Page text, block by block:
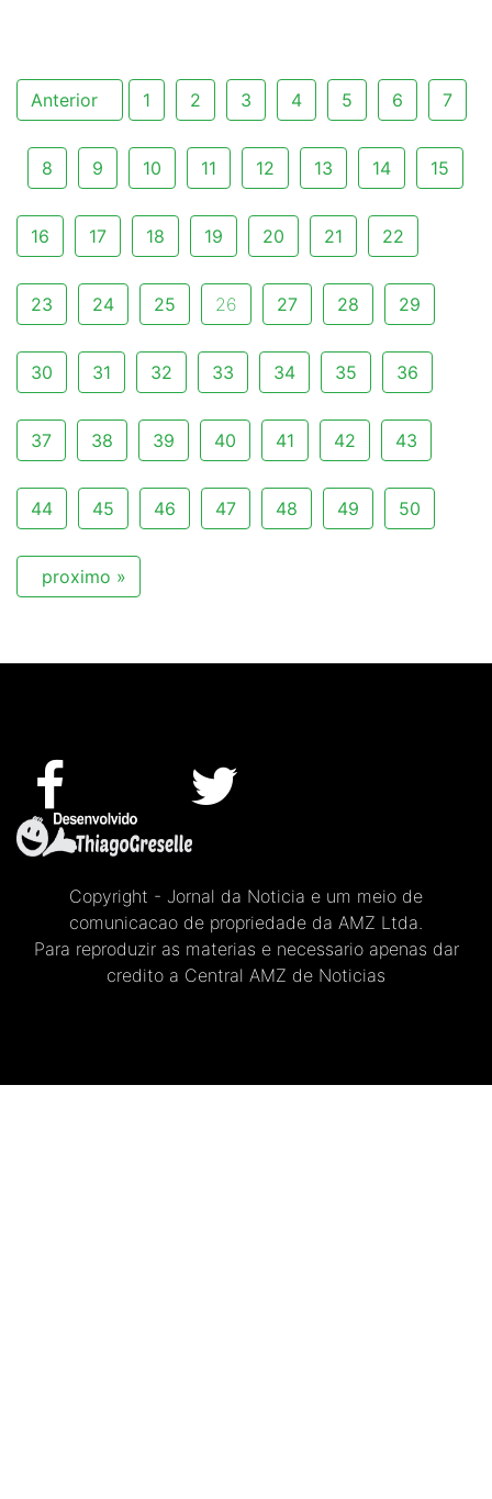
Anterior 1 2 3 4 5 6 7
8 9 10 11 12 13 14 15
16 17 18 19 20 21 22
23 24 25 26 27 28 29
30 31 32 33 34 35 36
37 38 39 40 41 42 43
44 45 46 47 48 49 50
proximo »
Copyright - Jornal da Noticia e um meio de
comunicacao de propriedade da AMZ Ltda.
Para reproduzir as materias e necessario apenas dar
credito a Central AMZ de Noticias